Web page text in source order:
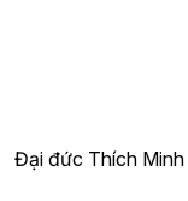
Đại đức Thích